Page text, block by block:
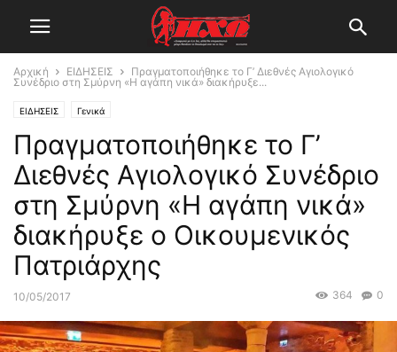
Αρχική ΕΙΔΗΣΕΙΣ
Πραγματοποιήθηκε το Γ’ Διεθνές Αγιολογικό
Συνέδριο στη Σμύρνη «Η αγάπη νικά» διακήρυξε...
ΕΙΔΗΣΕΙΣ Γενικά
Πραγματοποιήθηκε το Γ’
Διεθνές Αγιολογικό Συνέδριο
στη Σμύρνη «Η αγάπη νικά»
διακήρυξε ο Οικουμενικός
Πατριάρχης
10/05/2017 0
364